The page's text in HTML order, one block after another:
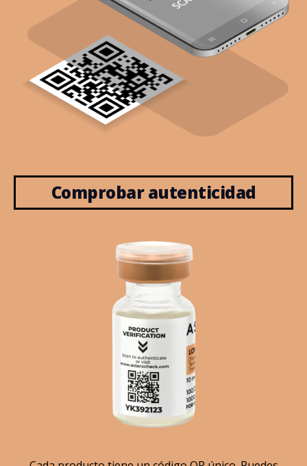
Comprobar autenticidad